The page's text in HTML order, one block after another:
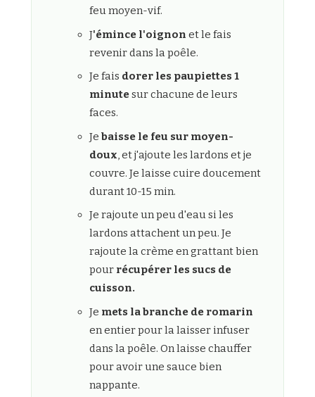
feu moyen-vif.
J'émince l'oignon et le fais
revenir dans la poêle.
Je fais dorer les paupiettes 1
minutesur chacune de leurs
faces.
Je baisse le feu sur moyen-
doux, et j'ajoute les lardons et je
couvre. Je laisse cuire doucement
durant 10-15 min.
Je rajoute un peu d'eau si les
lardons attachent un peu. Je
rajoute la crème en grattant bien
pour récupérer les sucs de
cuisson.
Je mets la branche de romarin
en entier pour la laisser infuser
dans la poêle. On laisse chauffer
pour avoir une sauce bien
nappante.